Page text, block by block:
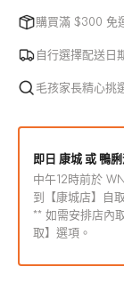
法
使
用
酶
濃
地
潔
劑
數
量
減
酶
濃
地
潔
劑
數
增
購買滿 $300 免
自行選擇配送日
毛孩家長精心挑
即日 康城 或 鴨
中午12時前於
到【康城店】自
** 如需安排店內
取】選項。